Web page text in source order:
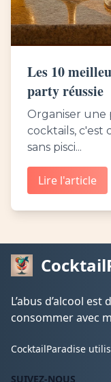
Les 10
party réussie
Organiser une
cocktails, c'est
sans pisci...
Lire l'article
L’abus d’alcool
consommer avec
CocktailParadise
SUIVEZ-NOUS